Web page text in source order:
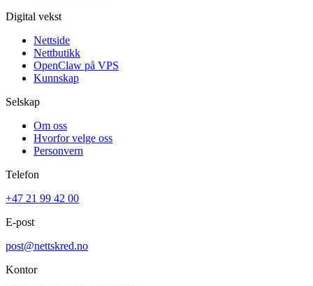
Digital vekst
Nettside
Nettbutikk
OpenClaw på VPS
Kunnskap
Selskap
Om oss
Hvorfor velge oss
Personvern
Telefon
+47 21 99 42 00
E-post
post@nettskred.no
Kontor